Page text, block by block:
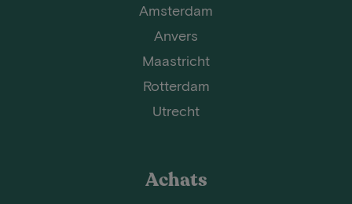
Amsterdam
Anvers
Maastricht
Rotterdam
Utrecht
Achats